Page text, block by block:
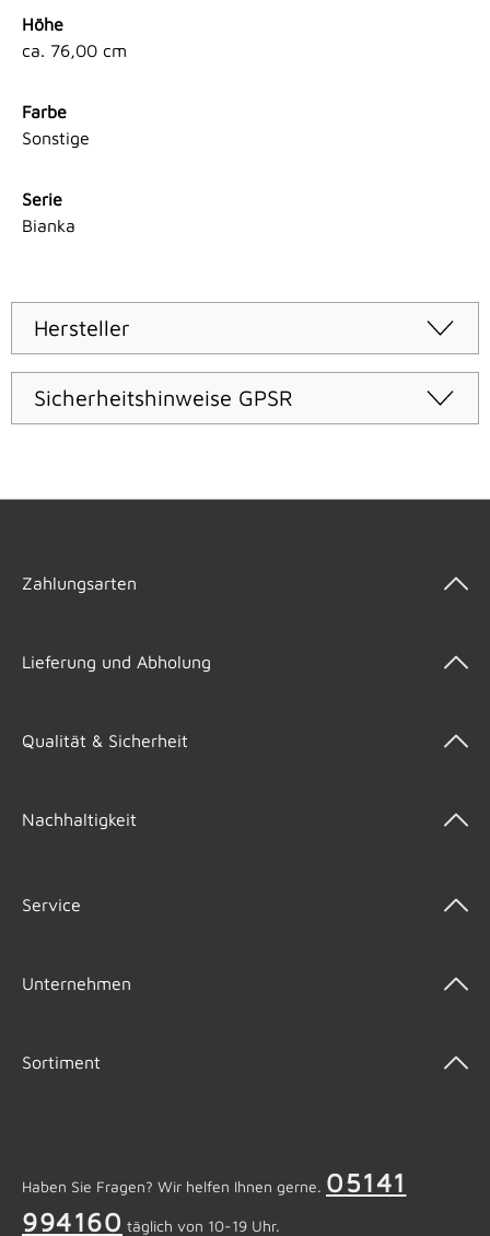
Höhe
ca. 76,00 cm
Farbe
Sonstige
Serie
Bianka
Hersteller
Sicherheitshinweise GPSR
Zahlungsarten
Lieferung und Abholung
Qualität & Sicherheit
Nachhaltigkeit
Service
Unternehmen
Sortiment
Haben Sie Fragen? Wir helfen Ihnen gerne. 05141
994160 täglich von 10-19 Uhr.